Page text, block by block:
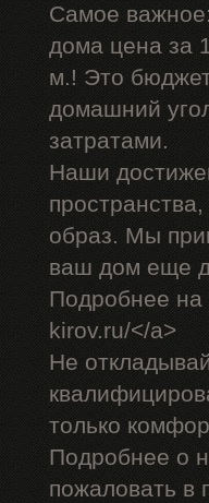
Самое
дома цена за
м.! Это
домашний
затратами.
Наши
образ. Мы
ваш дом еще
Подробнее на
kirov.ru/</a>
Не
только
Подробнее о
пожаловать в